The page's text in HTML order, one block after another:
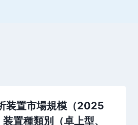
装置市場規模（2025
置種類別（卓上型、